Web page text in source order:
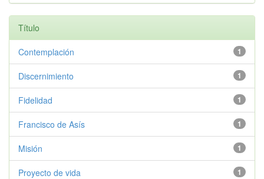
Título
1
Contemplación
1
Discernimiento
1
Fidelidad
1
Francisco de Asís
1
Misión
1
Proyecto de vida